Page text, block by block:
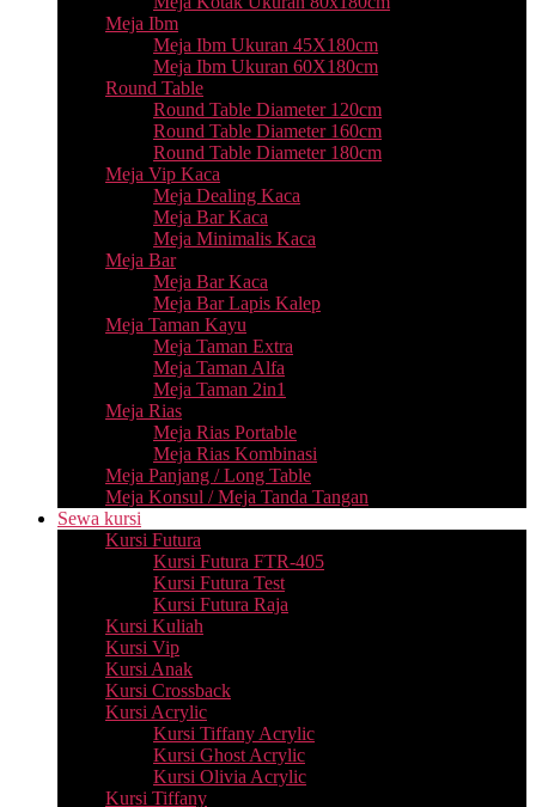
Meja Ibm
Meja Ibm Ukuran 45X180cm
Meja Ibm Ukuran 60X180cm
Round Table
Round Table Diameter 120cm
Round Table Diameter 160cm
Round Table Diameter 180cm
Meja Vip Kaca
Meja Dealing Kaca
Meja Bar Kaca
Meja Minimalis Kaca
Meja Bar
Meja Bar Kaca
Meja Bar Lapis Kalep
Meja Taman Kayu
Meja Taman Extra
Meja Taman Alfa
Meja Taman 2in1
Meja Rias
Meja Rias Portable
Meja Rias Kombinasi
Meja Panjang / Long Table
Meja Konsul / Meja Tanda Tangan
Sewa kursi
Kursi Futura
Kursi Futura FTR-405
Kursi Futura Test
Kursi Futura Raja
Kursi Kuliah
Kursi Vip
Kursi Anak
Kursi Crossback
Kursi Acrylic
Kursi Tiffany Acrylic
Kursi Ghost Acrylic
Kursi Olivia Acrylic
Kursi Tiffany